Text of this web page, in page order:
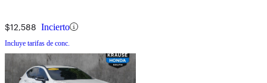
$12,588 Incierto
Incluye tarifas de conc.